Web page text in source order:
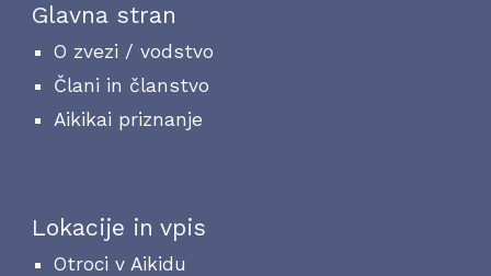
Glavna stran
O zvezi / vodstvo
Člani in članstvo
Aikikai priznanje
Lokacije in vpis
Otroci v Aikidu